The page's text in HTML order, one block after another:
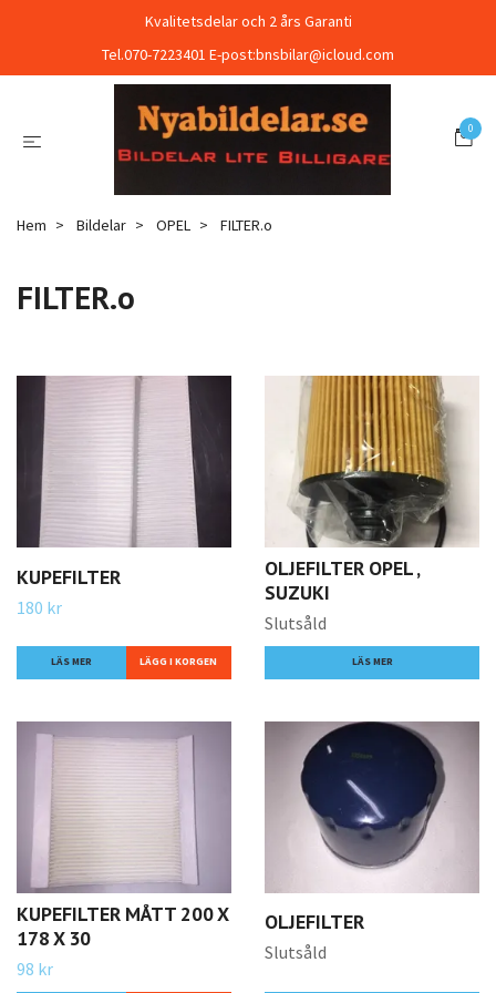
Kvalitetsdelar och 2 års Garanti
Tel.070-7223401 E-post:bnsbilar@icloud.com
0
Hem Bildelar OPEL FILTER.o
FILTER.o
KUPEFILTER
180 kr
LÄS MER
OLJEFILTER OPEL ,
SUZUKI
Slutsåld
LÄS MER
KUPEFILTER MÅTT 200 X
178 X 30
98 kr
OLJEFILTER
Slutsåld